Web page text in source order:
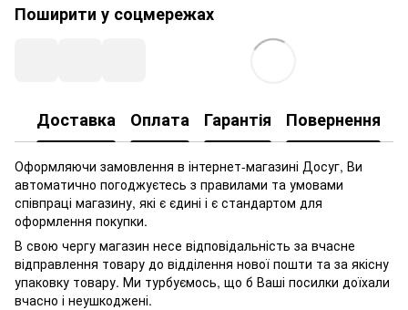
Поширити у соцмережах
Доставка Оплата Гарантія Повернення
Оформляючи замовлення в інтернет-магазині Досуг, Ви
автоматично погоджуєтесь з правилами та умовами
співпраці магазину, які є єдині і є стандартом для
оформлення покупки.
В свою чергу магазин несе відповідальність за вчасне
відправлення товару до відділення нової пошти та за якісну
упаковку товару. Ми турбуємось, що б Ваші посилки доїхали
вчасно і неушкоджені.